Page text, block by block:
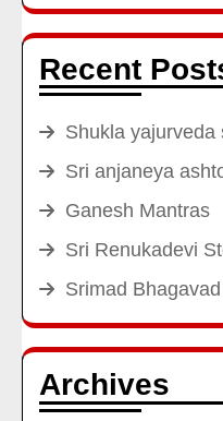
Recent
Shukla yajurveda
Sri anjaneya
Ganesh Mantras
Sri Renukadevi
Srimad
Archives